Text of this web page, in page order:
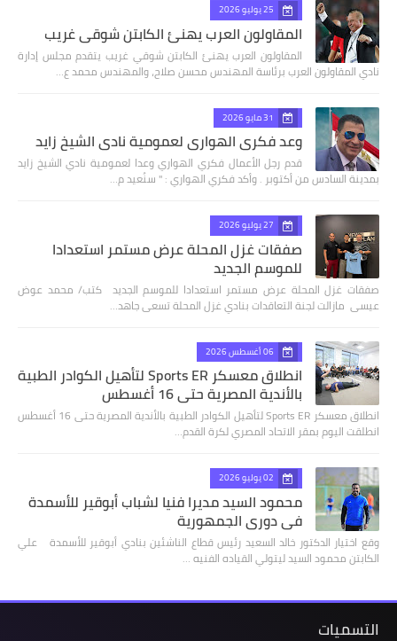
25 يوليو 2026
المقاولون العرب يهنئ الكابتن شوقي غريب
المقاولون العرب يهنئ الكابتن شوقي غريب يتقدم مجلس إدارة
نادي المقاولون العرب برئاسة المهندس محسن صلاح، والمهندس محمد ع…
31 مايو 2026
وعد فكري الهواري لعمومية نادي الشيخ زايد
قدم رجل الأعمال فكري الهواري وعدا لعمومية نادي الشيخ زايد
بمدينة السادس من أكتوبر . وأكد فكري الهواري : " سنُعيد م…
27 يوليو 2026
صفقات غزل المحلة عرض مستمر استعدادا
للموسم الجديد
صفقات غزل المحلة عرض مستمر استعدادا للموسم الجديد كتب/ محمد عوض
عيسى مازالت لجنة التعاقدات بنادي غزل المحلة تسعى جاهد…
06 أغسطس 2026
انطلاق معسكر Sports ER لتأهيل الكوادر الطبية
بالأندية المصرية حتى 16 أغسطس
انطلاق معسكر Sports ER لتأهيل الكوادر الطبية بالأندية المصرية حتى 16 أغسطس
انطلقت اليوم بمقر الاتحاد المصري لكرة القدم…
02 يوليو 2026
محمود السيد مديرا فنيا لشباب أبوقير للأسمدة
في دوري الجمهورية
وقع اختيار الدكتور خالد السعيد رئيس قطاع الناشئين بنادي أبوقير للأسمدة علي
الكابتن محمود السيد ليتولي القياده الفنيه …
التسميات